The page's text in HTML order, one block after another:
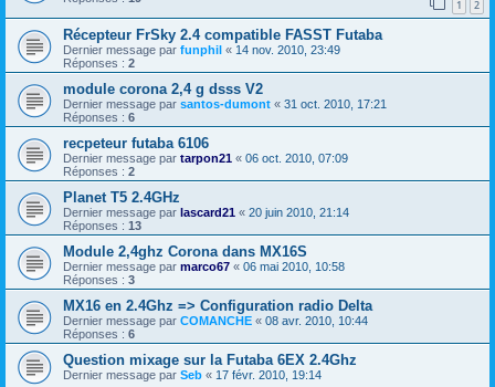
1 2
Récepteur FrSky 2.4 compatible FASST Futaba
Dernier message par funphil « 14 nov. 2010, 23:49
Réponses : 2
module corona 2,4 g dsss V2
Dernier message par santos-dumont « 31 oct. 2010, 17:21
Réponses : 6
recpeteur futaba 6106
Dernier message par tarpon21 « 06 oct. 2010, 07:09
Réponses : 2
Planet T5 2.4GHz
Dernier message par lascard21 « 20 juin 2010, 21:14
Réponses : 13
Module 2,4ghz Corona dans MX16S
Dernier message par marco67 « 06 mai 2010, 10:58
Réponses : 3
MX16 en 2.4Ghz => Configuration radio Delta
Dernier message par COMANCHE « 08 avr. 2010, 10:44
Réponses : 6
Question mixage sur la Futaba 6EX 2.4Ghz
Dernier message par Seb « 17 févr. 2010, 19:14